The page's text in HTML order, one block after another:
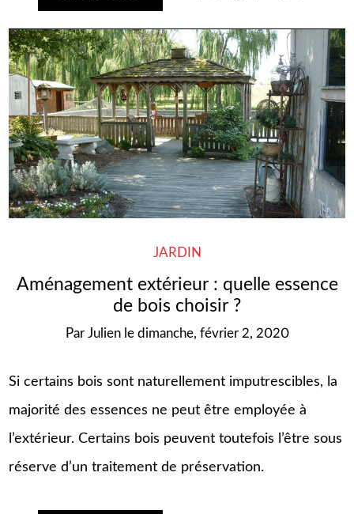
JARDIN
Aménagement extérieur : quelle essence
de bois choisir ?
Par Julien le dimanche, février 2, 2020
Si certains bois sont naturellement imputrescibles, la
majorité des essences ne peut être employée à
l’extérieur. Certains bois peuvent toutefois l’être sous
réserve d’un traitement de préservation.